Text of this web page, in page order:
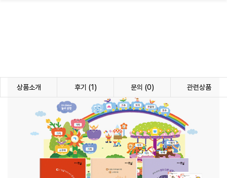
상품소개 후기 (1) 문의 (0) 관련상품